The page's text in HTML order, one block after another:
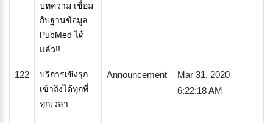
บทความ เชื่อม
กับฐานข้อมูล
PubMed ได้
แล้ว!!
122
บริการเชิงรุก
เข้าถึงได้ทุกที่
ทุกเวลา
Announcement
Mar 31, 2020
6:22:18 AM